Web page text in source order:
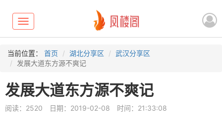
Toggle
navigation
当前位置： 首页 湖北分享区
武汉分享区
发展大道东方源不爽记
发展大道东方源不爽记
阅读：2520 日期：2019-02-08 时间：21:33:08